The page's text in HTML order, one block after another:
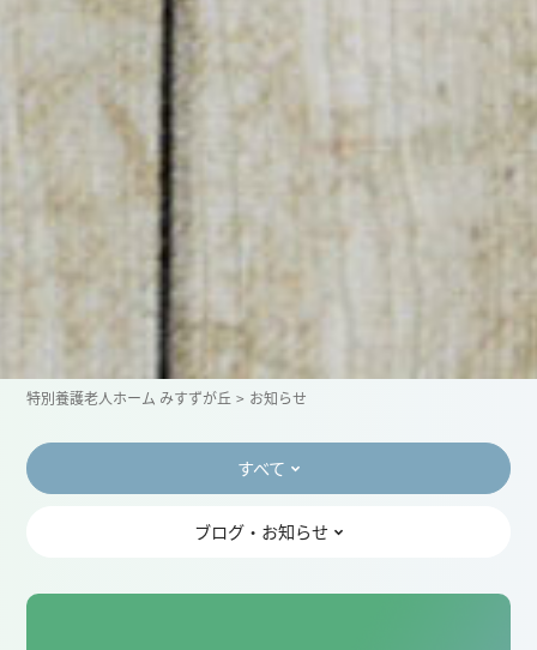
特別養護老人ホーム みすずが丘 お知らせ
すべて
ブログ・お知らせ